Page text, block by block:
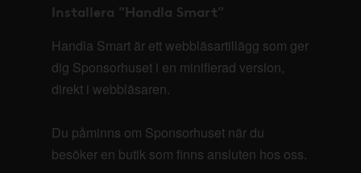
Installera "Handla Smart"
Handla Smart är ett webbläsartillägg som ger
dig Sponsorhuset i en minifierad version,
direkt i webbläsaren.
Du påminns om Sponsorhuset när du
besöker en butik som finns ansluten hos oss.